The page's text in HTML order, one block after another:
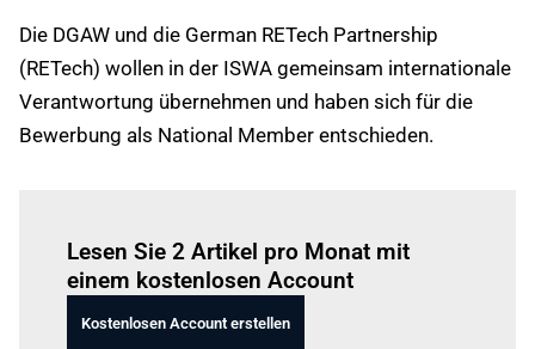
Die DGAW und die German RETech Partnership
(RETech) wollen in der ISWA gemeinsam internationale
Verantwortung übernehmen und haben sich für die
Bewerbung als National Member entschieden.
Lesen Sie 2 Artikel pro Monat mit
einem kostenlosen Account
Kostenlosen Account erstellen